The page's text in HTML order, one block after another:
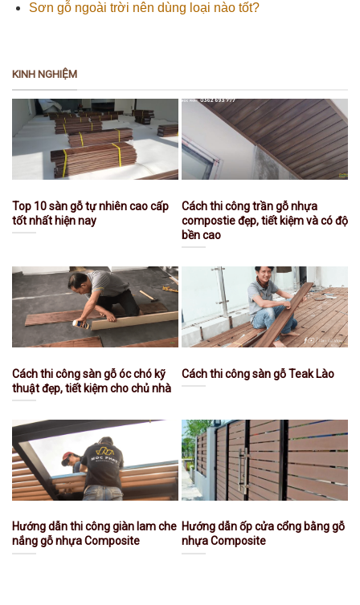
Sơn gỗ ngoài trời nên dùng loại nào tốt?
KINH NGHIỆM
Top 10 sàn gỗ tự nhiên cao cấp
tốt nhất hiện nay
Cách thi công trần gỗ nhựa
compostie đẹp, tiết kiệm và có độ
bền cao
Cách thi công sàn gỗ óc chó kỹ
thuật đẹp, tiết kiệm cho chủ nhà
Cách thi công sàn gỗ Teak Lào
Hướng dẫn thi công giàn lam che
nắng gỗ nhựa Composite
Hướng dẫn ốp cửa cổng bằng gỗ
nhựa Composite